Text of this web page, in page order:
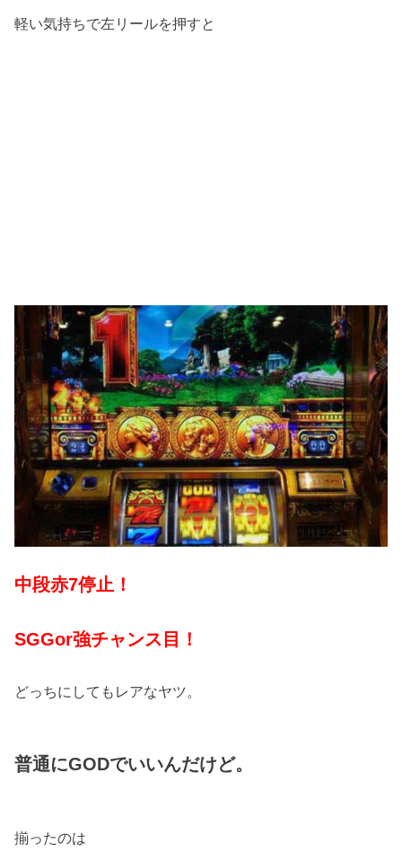
軽い気持ちで左リールを押すと
中段赤7停止！
SGGor強チャンス目！
どっちにしてもレアなヤツ。
普通にGODでいいんだけど。
揃ったのは